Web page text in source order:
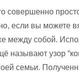
совершенно
если вы можете
между собой.
называют узор
семьи.